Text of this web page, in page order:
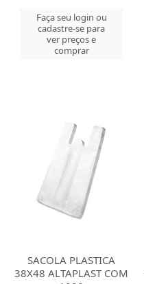
Faça seu login ou
cadastre-se para
ver preços e
comprar
SACOLA PLASTICA
38X48 ALTAPLAST COM